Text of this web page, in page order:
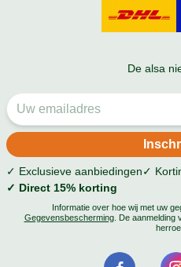
De alsa
✓ Exclusieve aanbiedingen✓
✓ Direct 15% korting
Informatie over hoe wij met uw
Gegevensbescherming. De aanmelding